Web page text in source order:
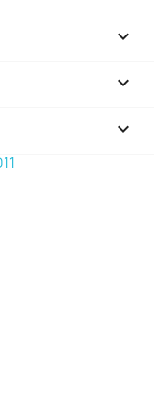


keyboard_arrow_down